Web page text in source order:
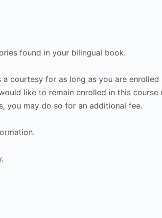
found in your bilingual book.
courtesy for as long as you are enrolled
like to remain enrolled in this course
you may do so for an additional fee.